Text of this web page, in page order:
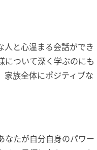
人と心温まる会話ができ
について深く学ぶのにも
家族全体にポジティブな
なたが自分自身のパワー